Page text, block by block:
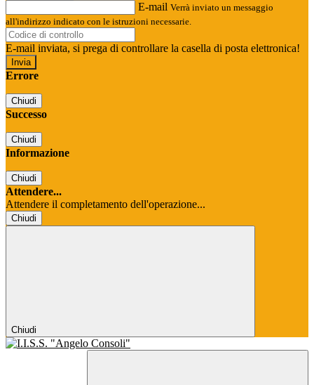
E-mail Verrà inviato un messaggio
all'indirizzo indicato con le istruzioni necessarie.
E-mail inviata, si prega di controllare la casella di posta elettronica!
Errore
Chiudi
Successo
Chiudi
Informazione
Chiudi
Attendere...
Attendere il completamento dell'operazione...
Chiudi
Chiudi